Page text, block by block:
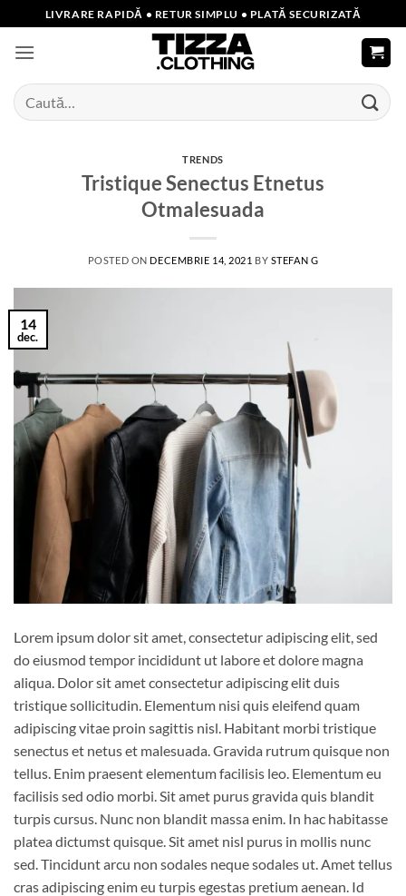
to
content
LIVRARE RAPIDĂ • RETUR SIMPLU • PLATĂ SECURIZATĂ
Caută
după:
TRENDS
Tristique Senectus Etnetus
Otmalesuada
POSTED ON DECEMBRIE 14, 2021 BY STEFAN G
14
dec.
Lorem ipsum dolor sit amet, consectetur adipiscing elit, sed
do eiusmod tempor incididunt ut labore et dolore magna
aliqua. Dolor sit amet consectetur adipiscing elit duis
tristique sollicitudin. Elementum nisi quis eleifend quam
adipiscing vitae proin sagittis nisl. Habitant morbi tristique
senectus et netus et malesuada. Gravida rutrum quisque non
tellus. Enim praesent elementum facilisis leo. Elementum eu
facilisis sed odio morbi. Sit amet purus gravida quis blandit
turpis cursus. Nunc non blandit massa enim. In hac habitasse
platea dictumst quisque. Sit amet nisl purus in mollis nunc
sed. Tincidunt arcu non sodales neque sodales ut. Amet tellus
cras adipiscing enim eu turpis egestas pretium aenean. Id